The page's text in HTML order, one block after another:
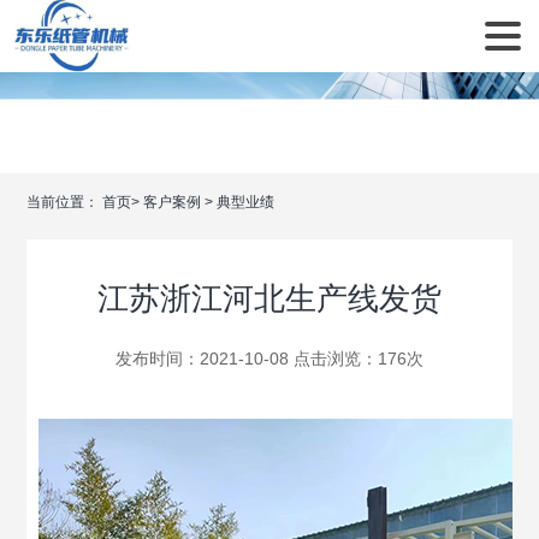
当前位置： 首页>客户案例 >典型业绩
江苏浙江河北生产线发货
发布时间：2021-10-08 点击浏览： 176次